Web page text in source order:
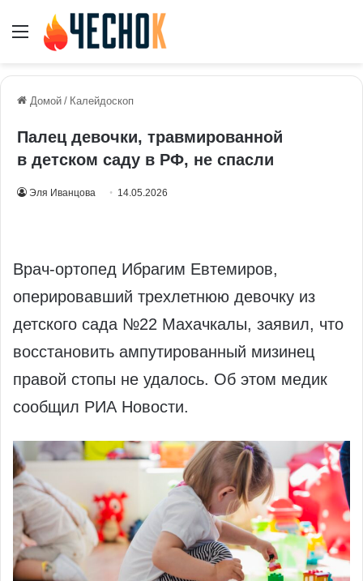
Меню
Домой / Калейдоскоп
Палец девочки, травмированной
в детском саду в РФ, не спасли
Эля Иванцова 14.05.2026
Врач-ортопед Ибрагим Евтемиров,
оперировавший трехлетнюю девочку из
детского сада №22 Махачкалы, заявил, что
восстановить ампутированный мизинец
правой стопы не удалось. Об этом медик
сообщил РИА Новости.